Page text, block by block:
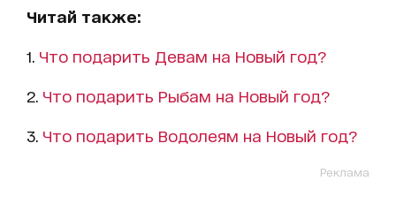
Читай также:
1. Что подарить Девам на Новый год?
2. Что подарить Рыбам на Новый год?
3. Что подарить Водолеям на Новый год?
Реклама